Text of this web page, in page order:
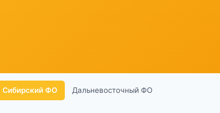
Сибирский ФО Дальневосточный ФО